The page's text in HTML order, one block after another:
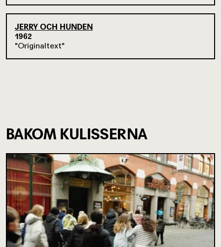
JERRY OCH HUNDEN
1962
Originaltext
BAKOM KULISSERNA